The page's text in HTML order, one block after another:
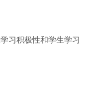
习积极性和学生学习